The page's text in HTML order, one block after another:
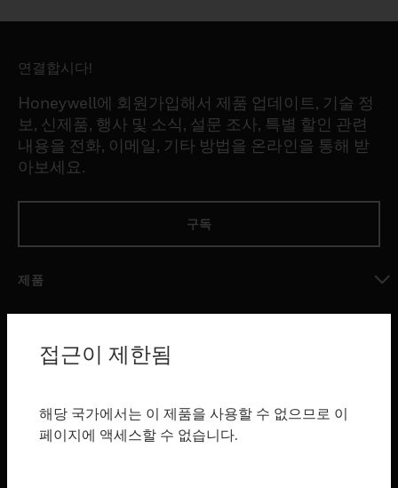
연결합시다!
Honeywell에 회원가입해서 제품 업데이트, 기술 정
보, 신제품, 행사 및 소식, 설문 조사, 특별 할인 관련
내용을 전화, 이메일, 기타 방법을 온라인을 통해 받
아보세요.
구독
제품
toggle view
toggle view
toggle view
산업 분야
접근이 제한됨
해당 국가에서는 이 제품을 사용할 수 없으므로 이
페이지에 액세스할 수 없습니다.